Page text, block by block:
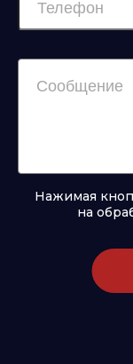
Нажимая
на